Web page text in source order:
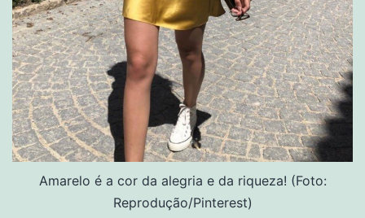
Amarelo é a cor da alegria e da riqueza! (Foto:
Reprodução/Pinterest)